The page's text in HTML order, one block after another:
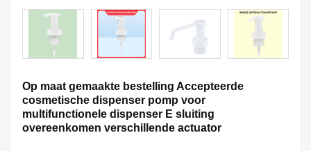
Op maat gemaakte bestelling Accepteerde
cosmetische dispenser pomp voor
multifunctionele dispenser E sluiting
overeenkomen verschillende actuator